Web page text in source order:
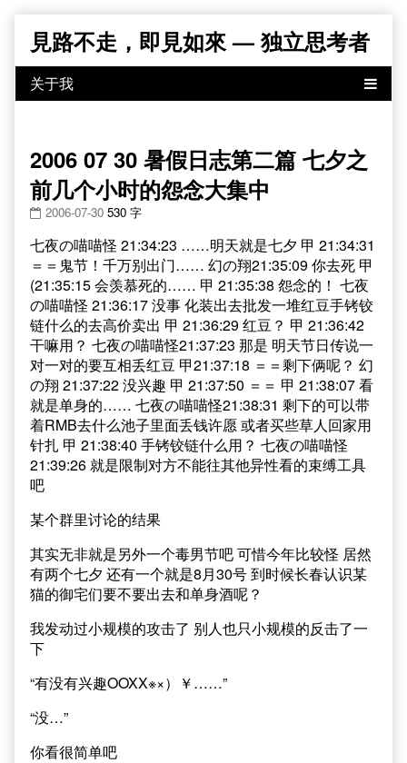
content
見路不走，即見如來 — 独立思考者
2006 07 30 暑假日志第二篇 七夕之
前几个小时的怨念大集中
2006-07-30 530 字
七夜の喵喵怪 21:34:23 ……明天就是七夕 甲 21:34:31
＝＝鬼节！千万别出门…… 幻の翔21:35:09 你去死 甲
(21:35:15 会羡慕死的…… 甲 21:35:38 怨念的！ 七夜
の喵喵怪 21:36:17 没事 化装出去批发一堆红豆手铐铰
链什么的去高价卖出 甲 21:36:29 红豆？ 甲 21:36:42
干嘛用？ 七夜の喵喵怪21:37:23 那是 明天节日传说一
对一对的要互相丢红豆 甲21:37:18 ＝＝剩下俩呢？ 幻
の翔 21:37:22 没兴趣 甲 21:37:50 ＝＝ 甲 21:38:07 看
就是单身的…… 七夜の喵喵怪21:38:31 剩下的可以带
着RMB去什么池子里面丢钱许愿 或者买些草人回家用
针扎 甲 21:38:40 手铐铰链什么用？ 七夜の喵喵怪
21:39:26 就是限制对方不能往其他异性看的束缚工具
吧
某个群里讨论的结果
其实无非就是另外一个毒男节吧 可惜今年比较怪 居然
有两个七夕 还有一个就是8月30号 到时候长春认识某
猫的御宅们要不要出去和单身酒呢？
我发动过小规模的攻击了 别人也只小规模的反击了一
下
“有没有兴趣OOXX※×）￥……”
“没…”
你看很简单吧